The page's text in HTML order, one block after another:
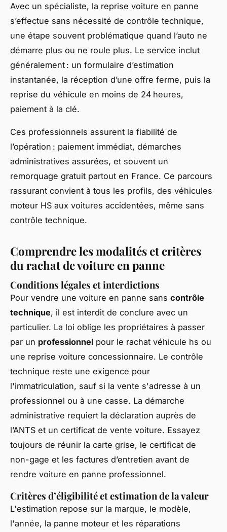
Avec un spécialiste, la reprise voiture en panne
s’effectue sans nécessité de contrôle technique,
une étape souvent problématique quand l’auto ne
démarre plus ou ne roule plus. Le service inclut
généralement : un formulaire d’estimation
instantanée, la réception d’une offre ferme, puis la
reprise du véhicule en moins de 24 heures,
paiement à la clé.
Ces professionnels assurent la fiabilité de
l’opération : paiement immédiat, démarches
administratives assurées, et souvent un
remorquage gratuit partout en France. Ce parcours
rassurant convient à tous les profils, des véhicules
moteur HS aux voitures accidentées, même sans
contrôle technique.
Comprendre les modalités et critères
du rachat de voiture en panne
Conditions légales et interdictions
Pour vendre une voiture en panne sans contrôle
technique, il est interdit de conclure avec un
particulier. La loi oblige les propriétaires à passer
par un professionnel pour le rachat véhicule hs ou
une reprise voiture concessionnaire. Le contrôle
technique reste une exigence pour
l'immatriculation, sauf si la vente s'adresse à un
professionnel ou à une casse. La démarche
administrative requiert la déclaration auprès de
l’ANTS et un certificat de vente voiture. Essayez
toujours de réunir la carte grise, le certificat de
non-gage et les factures d’entretien avant de
rendre voiture en panne professionnel.
Critères d’éligibilité et estimation de la valeur
L'estimation repose sur la marque, le modèle,
l'année, la panne moteur et les réparations